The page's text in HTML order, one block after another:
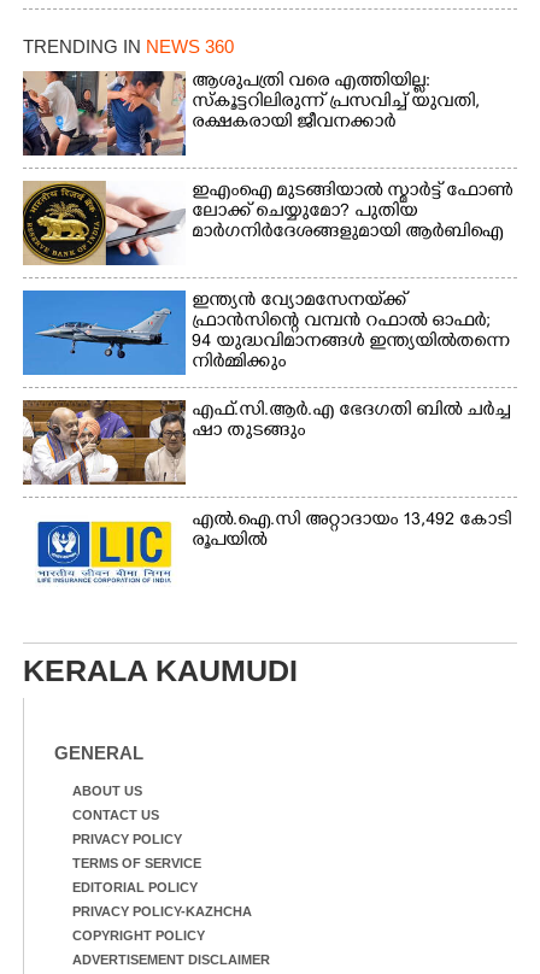
എറണാകുളം മേനകയിൽ
നിന്നുള്ള കാഴ്ച
TRENDING IN NEWS 360
ആശുപത്രി വരെ എത്തിയില്ല:
സ്കൂട്ടറിലിരുന്ന് പ്രസവിച്ച് യുവതി,
രക്ഷകരായി ജീവനക്കാർ
ഇഎംഐ മുടങ്ങിയാൽ സ്മാർട്ട് ഫോൺ
ലോക്ക് ചെയ്യുമോ? പുതിയ
മാർഗനിർദേശങ്ങളുമായി ആർബിഐ
ഇന്ത്യൻ വ്യോമസേനയ്‌ക്ക്
ഫ്രാൻസിന്റെ വമ്പൻ റഫാൽ ഓഫർ;
94 യുദ്ധവിമാനങ്ങൾ ഇന്ത്യയിൽതന്നെ
നിർ‌മ്മിക്കും
എ​ഫ്.​സി.​ആ​ർ.​എ​ ​ഭേ​ദ​ഗ​തി​ ​ബിൽ ച​ർ​ച്ച​
​ഷാ​ ​തുടങ്ങും
എൽ.ഐ.സി അറ്റാദായം 13,492 കോടി
രൂപയിൽ
KERALA KAUMUDI
GENERAL
ABOUT US
CONTACT US
PRIVACY POLICY
TERMS OF SERVICE
EDITORIAL POLICY
PRIVACY POLICY-KAZHCHA
COPYRIGHT POLICY
ADVERTISEMENT DISCLAIMER